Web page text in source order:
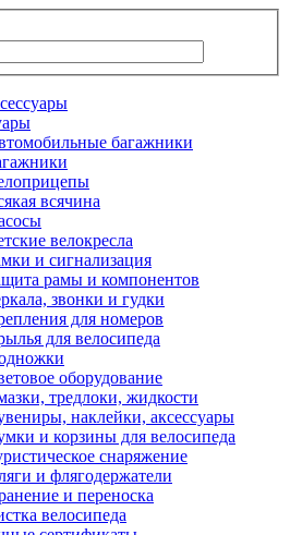
багажники
всячина
велокресла
и сигнализация
рамы и компонентов
звонки и гудки
для номеров
для велосипеда
оборудование
тредлоки, жидкости
наклейки, аксессуары
и корзины для велосипеда
снаряжение
и флягодержатели
и переноска
велосипеда